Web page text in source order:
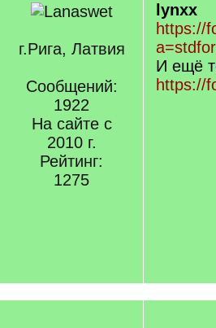
г.Рига, Латвия
Сообщений:
1922
На сайте с
2010 г.
Рейтинг:
1275
lynxx
https://
И ещё
https://